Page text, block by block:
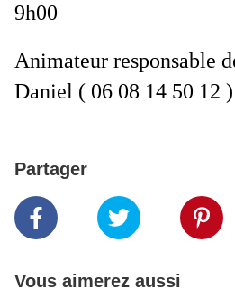
9h00
Animateur responsable
Daniel ( 06 08 14 50 12 )
Partager
Vous aimerez aussi